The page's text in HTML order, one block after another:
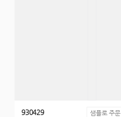
930429 샘플로 주문